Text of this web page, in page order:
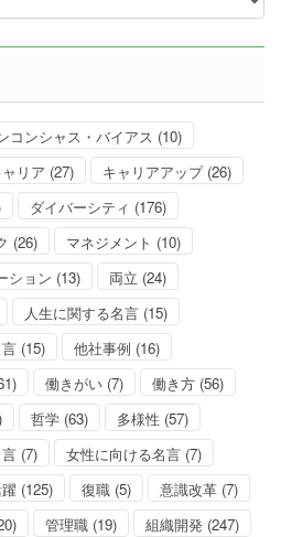
コンシャス・バイアス (10)
リア (27) キャリアアップ(26)
ダイバーシティ (176)
(26) マネジメント (10)
ション (13) 両立 (24)
人生に関する名言 (15)
(15) 他社事例 (16)
働きがい (7) 働き方 (56)
哲学 (63) 多様性 (57)
(7) 女性に向ける名言 (7)
(125) 復職 (5) 意識改革 (7)
管理職 (19) 組織開発 (247)